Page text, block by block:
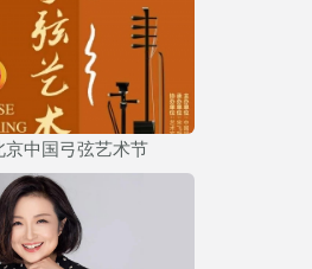
京中国弓弦艺术节